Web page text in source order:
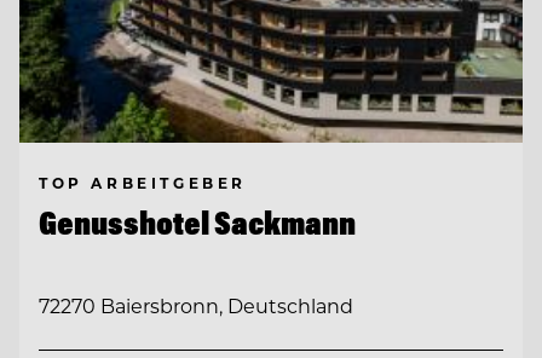
TOP ARBEITGEBER
Genusshotel Sackmann
72270 Baiersbronn, Deutschland